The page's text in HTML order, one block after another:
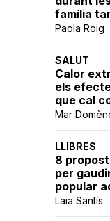
família
Paola Roig
SALUT
Calor
els
que cal
Mar
LLIBRES
8
per
popular
Laia Santís